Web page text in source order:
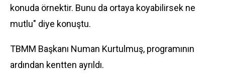
konuda örnektir. Bunu da ortaya koyabilirsek ne
mutlu" diye konuştu.
TBMM Başkanı Numan Kurtulmuş, programının
ardından kentten ayrıldı.